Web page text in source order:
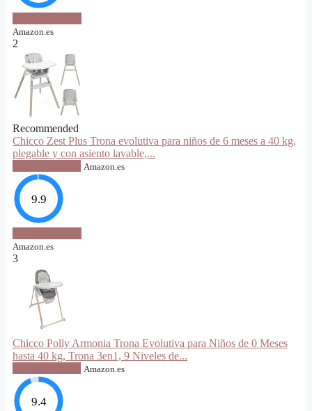
Amazon.es
2
Recommended
Chicco Zest Plus Trona evolutiva para niños de 6 meses a 40 kg,
plegable y con asiento lavable,...
Amazon.es
9.9
Amazon.es
3
Chicco Polly Armonia Trona Evolutiva para Niños de 0 Meses
hasta 40 kg, Trona 3en1, 9 Niveles de...
Amazon.es
9.4